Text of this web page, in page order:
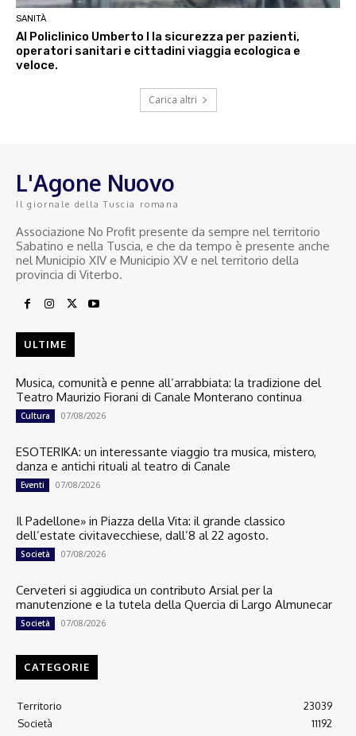
SANITÀ
Al Policlinico Umberto I la sicurezza per pazienti,
operatori sanitari e cittadini viaggia ecologica e
veloce.
Carica altri
L'Agone Nuovo
Il giornale della Tuscia romana
Associazione No Profit presente da sempre nel territorio
Sabatino e nella Tuscia, e che da tempo è presente anche
nel Municipio XIV e Municipio XV e nel territorio della
provincia di Viterbo.
ULTIME
Musica, comunità e penne all’arrabbiata: la tradizione del
Teatro Maurizio Fiorani di Canale Monterano continua
Cultura 07/08/2026
ESOTERIKA: un interessante viaggio tra musica, mistero,
danza e antichi rituali al teatro di Canale
Eventi 07/08/2026
Il Padellone» in Piazza della Vita: il grande classico
dell’estate civitavecchiese, dall’8 al 22 agosto.
Società 07/08/2026
Cerveteri si aggiudica un contributo Arsial per la
manutenzione e la tutela della Quercia di Largo Almunecar
Società 07/08/2026
CATEGORIE
Territorio
23039
Società
11192